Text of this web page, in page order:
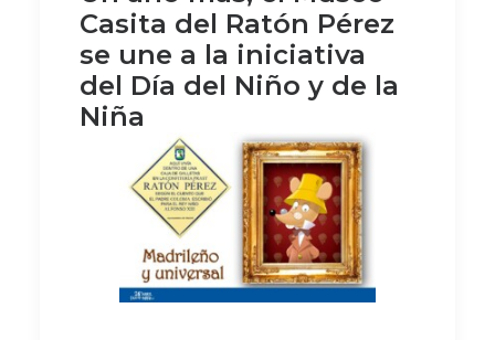
Casita del Ratón Pérez
se une a la iniciativa
del Día del Niño y de la
Niña